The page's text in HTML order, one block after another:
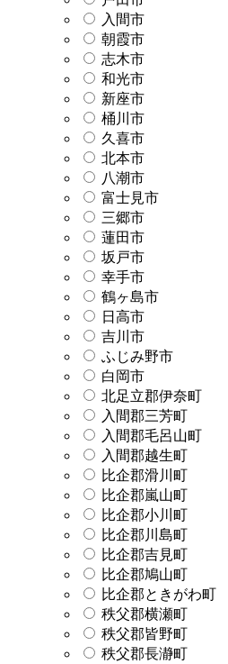
入間市
朝霞市
志木市
和光市
新座市
桶川市
久喜市
北本市
八潮市
富士見市
三郷市
蓮田市
坂戸市
幸手市
鶴ヶ島市
日高市
吉川市
ふじみ野市
白岡市
北足立郡伊奈町
入間郡三芳町
入間郡毛呂山町
入間郡越生町
比企郡滑川町
比企郡嵐山町
比企郡小川町
比企郡川島町
比企郡吉見町
比企郡鳩山町
比企郡ときがわ町
秩父郡横瀬町
秩父郡皆野町
秩父郡長瀞町